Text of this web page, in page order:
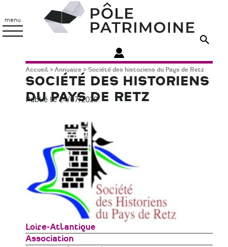
contenu
principal
menu
Patrimoine
Fil
d'Ariane
Accueil Annuaire Société des historiens du Pays de Retz
SOCIÉTÉ DES HISTORIENS
DU PAYS DE RETZ
Publié le 24/07/2020.
Zone
géographique
Loire-Atlantique
Type
Association